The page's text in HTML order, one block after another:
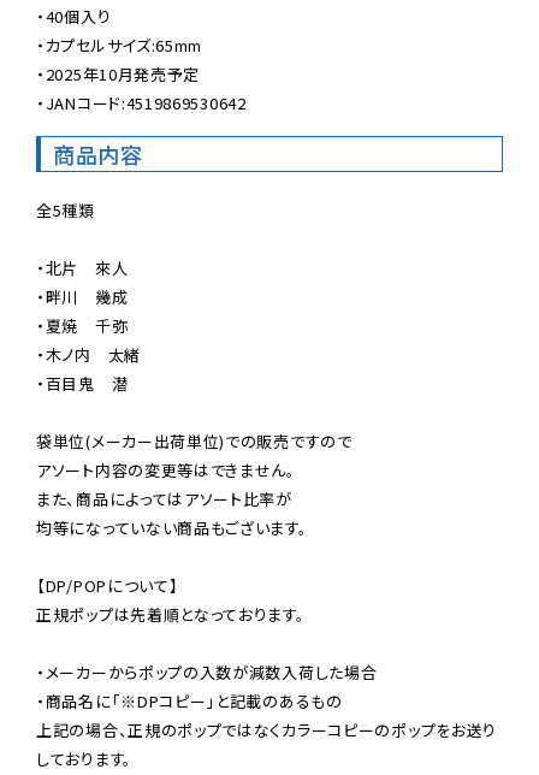
・40個入り
・カプセルサイズ:65mm
・2025年10月発売予定
・JANコード:4519869530642
商品内容
全5種類
・北片　來人
・畔川　幾成
・夏焼　千弥
・木ノ内　太緒
・百目鬼　潜
袋単位(メーカー出荷単位)での販売ですので
アソート内容の変更等はできません。
また、商品によってはアソート比率が
均等になっていない商品もございます。
【DP/POPについて】
正規ポップは先着順となっております。
・メーカーからポップの入数が減数入荷した場合
・商品名に「※DPコピー」と記載のあるもの
上記の場合、正規のポップではなくカラーコピーのポップをお送り
しております。